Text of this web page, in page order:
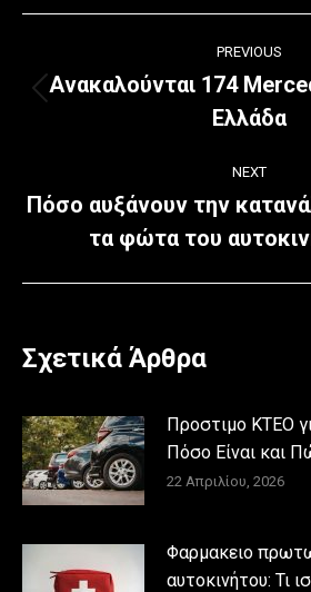
navigation
PREVIOUS
post:
Ανακαλούνται 174
Ελλάδα
NEXT
post:
Πόσο αυξάνουν την
τα φώτα του
Σχετικά Άρθρα
Προστιμο ΚΤΕΟ
Πόσο Είναι και
22 Απριλίου, 2026
Φαρμακειο
αυτοκινήτου: Τι